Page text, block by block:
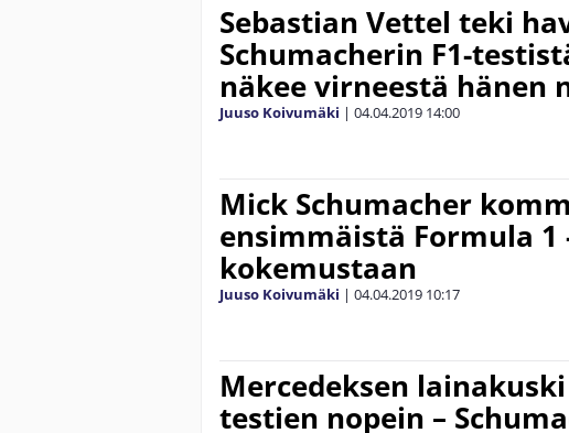
Sebastian Vettel teki
Schumacherin F1-
näkee virneestä hänen
Juuso Koivumäki | 04.04.2019 14:00
Mick Schumacher
ensimmäistä Formula 1
kokemustaan
Juuso Koivumäki | 04.04.2019 10:17
Mercedeksen
testien nopein –